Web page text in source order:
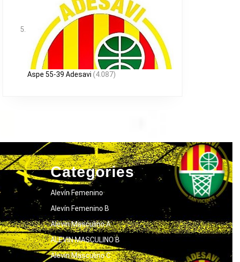
Aspe 55-39 Adesavi (4.087)
Categories
Alevín Femenino
Alevín Femenino B
Alevín Masculino A
ALEVIN MASCULINO B
Alevín Masculino C